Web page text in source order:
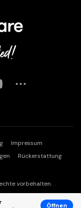
Öffnen
Impressum
Rückerstattung
vorbehalten.